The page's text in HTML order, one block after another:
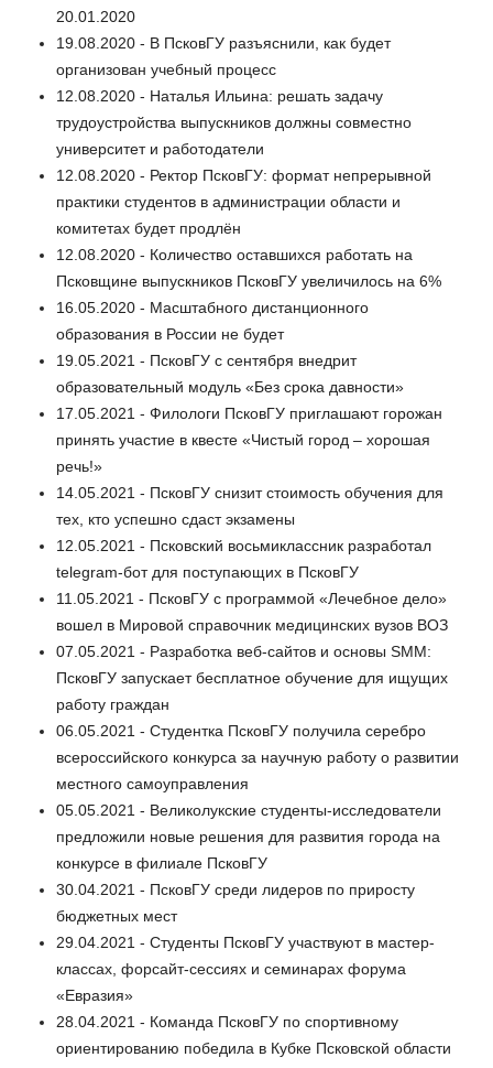
20.01.2020
19.08.2020 - В ПсковГУ разъяснили, как будет
организован учебный процесс
12.08.2020 - Наталья Ильина: решать задачу
трудоустройства выпускников должны совместно
университет и работодатели
12.08.2020 - Ректор ПсковГУ: формат непрерывной
практики студентов в администрации области и
комитетах будет продлён
12.08.2020 - Количество оставшихся работать на
Псковщине выпускников ПсковГУ увеличилось на 6%
16.05.2020 - Масштабного дистанционного
образования в России не будет
19.05.2021 - ПсковГУ с сентября внедрит
образовательный модуль «Без срока давности»
17.05.2021 - Филологи ПсковГУ приглашают горожан
принять участие в квесте «Чистый город – хорошая
речь!»
14.05.2021 - ПсковГУ снизит стоимость обучения для
тех, кто успешно сдаст экзамены
12.05.2021 - Псковский восьмиклассник разработал
telegram-бот для поступающих в ПсковГУ
11.05.2021 - ПсковГУ с программой «Лечебное дело»
вошел в Мировой справочник медицинских вузов ВОЗ
07.05.2021 - Разработка веб-сайтов и основы SMM:
ПсковГУ запускает бесплатное обучение для ищущих
работу граждан
06.05.2021 - Студентка ПсковГУ получила серебро
всероссийского конкурса за научную работу о развитии
местного самоуправления
05.05.2021 - Великолукские студенты-исследователи
предложили новые решения для развития города на
конкурсе в филиале ПсковГУ
30.04.2021 - ПсковГУ среди лидеров по приросту
бюджетных мест
29.04.2021 - Студенты ПсковГУ участвуют в мастер-
классах, форсайт-сессиях и семинарах форума
«Евразия»
28.04.2021 - Команда ПсковГУ по спортивному
ориентированию победила в Кубке Псковской области